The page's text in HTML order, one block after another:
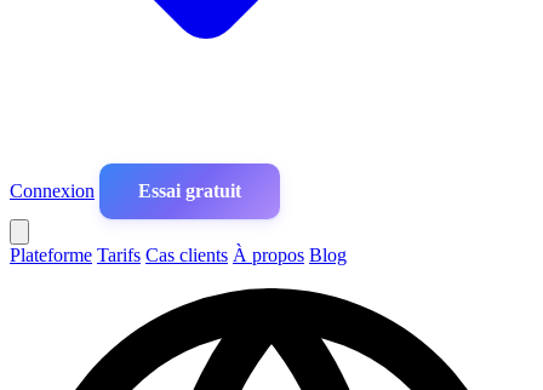
Connexion Essai gratuit
Plateforme Tarifs Cas clients À propos Blog